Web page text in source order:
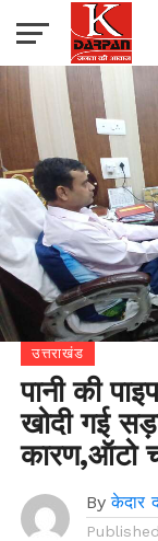
उत्तराखंड
पानी की
खोदी गई
कारण,ऑटो
By केदार